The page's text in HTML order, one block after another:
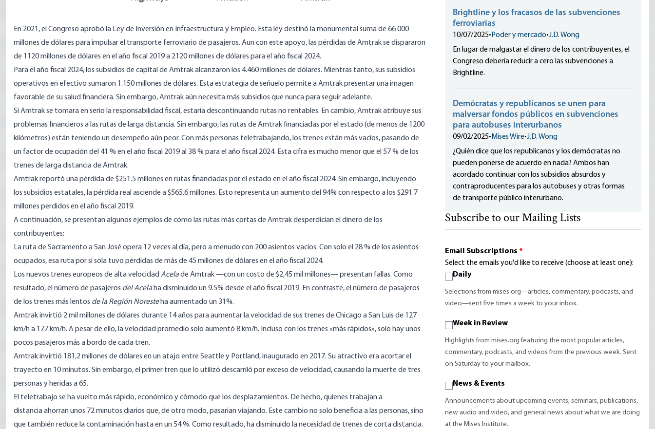
En 2021, el Congreso aprobó la Ley de Inversión en Infraestructura y Empleo. Esta ley destinó la monumental suma de 66 000
millones de dólares para impulsar el transporte ferroviario de pasajeros. Aun con este apoyo, las pérdidas de Amtrak se dispararon
de 1120 millones de dólares en el año fiscal 2019 a 2120 millones de dólares para el año fiscal 2024.
Para el año fiscal 2024, los subsidios de capital de Amtrak alcanzaron los 4.460 millones de dólares. Mientras tanto, sus subsidios
operativos en efectivo sumaron 1.150 millones de dólares. Esta estrategia de señuelo permite a Amtrak presentar una imagen
favorable de su salud financiera. Sin embargo, Amtrak aún necesita más subsidios que nunca para seguir adelante.
Si Amtrak se tomara en serio la responsabilidad fiscal, estaría descontinuando rutas no rentables. En cambio, Amtrakatribuye sus
problemas financieros a las rutas de larga distancia. Sin embargo, las rutas de Amtrak financiadas por el estado (de menos de 1200
kilómetros) están teniendo un desempeño aún peor. Con más personas teletrabajando, los trenes están más vacíos,pasando de
un factor de ocupación del 41 % en el año fiscal 2019 al 38 % para el año fiscal 2024. Esta cifra es mucho menor que el 57 % de los
trenes de larga distancia de Amtrak.
Amtrak reportó una pérdida de $251.5 millones en rutas financiadas por el estado en el año fiscal 2024. Sin embargo, incluyendo
los subsidios estatales, la pérdida real asciende a $565.6 millones. Esto representa un aumento del 94% con respecto a los $291.7
millones perdidos en el año fiscal 2019.
A continuación, se presentan algunos ejemplos de cómo las rutas más cortas de Amtrak desperdician el dinero de los
contribuyentes:
Laruta de Sacramento a San José opera 12 veces al día, pero a menudo con 200 asientos vacíos. Con solo el 28 % de los asientos
ocupados, esa ruta por sí sola tuvo pérdidas de más de 45 millones de dólares en el año fiscal 2024.
Los nuevos trenes europeos de alta velocidad Acelade Amtrak —con un costo de $2,45 mil millones— presentan fallas. Como
resultado, el número de pasajeros del Acela ha disminuido un 9.5% desde el año fiscal 2019. En contraste, el número de pasajeros
de los trenes más lentos de la Región Noresteha aumentado un 31%.
Amtrak invirtió 2 mil millones de dólares durante 14 años para aumentar la velocidad de sus trenes de Chicago a San Luis de 127
km/h a 177 km/h. A pesar de ello, la velocidad promedio solo aumentó 8 km/h. Incluso con los trenes «más rápidos»,solo hay unos
pocos pasajeros más a bordo de cada tren.
Amtrak invirtió 181,2 millones de dólares en un atajo entre Seattle y Portland, inaugurado en 2017. Su atractivo era acortar el
trayecto en 10 minutos. Sin embargo, el primer tren que lo utilizó descarriló por exceso de velocidad, causando la muerte de tres
personas y heridas a 65.
El teletrabajo se ha vuelto más rápido, económico y cómodo que los desplazamientos. De hecho, quienes trabajan a
distanciaahorran unos 72 minutos diarios que, de otro modo, pasarían viajando. Este cambio no solo beneficia a las personas, sino
que tambiénreduce la contaminación hasta en un 54 %. Como resultado, ha disminuido la necesidad de trenes de corta distancia.
Brightline y los fracasos de las subvenciones
ferroviarias
10/07/2025• Poder y mercado•J.D. Wong
En lugar de malgastar el dinero de los contribuyentes, el
Congreso debería reducir a cero las subvenciones a
Brightline.
Demócratas y republicanos se unen para
malversar fondos públicos en subvenciones
para autobuses interurbanos
09/02/2025• Mises Wire•J.D. Wong
¿Quién dice que los republicanos y los demócratas no
pueden ponerse de acuerdo en nada? Ambos han
acordado continuar con los subsidios absurdos y
contraproducentes para los autobuses y otras formas
de transporte público interurbano.
Subscribe to our Mailing Lists
Email Subscriptions *
Select the emails you'd like to receive (choose at least one):
Daily
Selections from mises.org—articles, commentary, podcasts, and
video—sent five times a week to your inbox.
Week in Review
Highlights from mises.org featuring the most popular articles,
commentary, podcasts, and videos from the previous week. Sent
on Saturday to your mailbox.
News & Events
Announcements about upcoming events, seminars, publications,
new audio and video, and general news about what we are doing
at the Mises Institute.